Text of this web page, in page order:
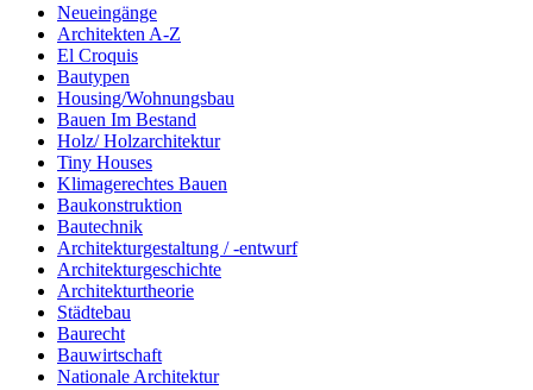
Neueingänge
Architekten A-Z
El Croquis
Bautypen
Housing/Wohnungsbau
Bauen Im Bestand
Holz/ Holzarchitektur
Tiny Houses
Klimagerechtes Bauen
Baukonstruktion
Bautechnik
Architekturgestaltung / -entwurf
Architekturgeschichte
Architekturtheorie
Städtebau
Baurecht
Bauwirtschaft
Nationale Architektur